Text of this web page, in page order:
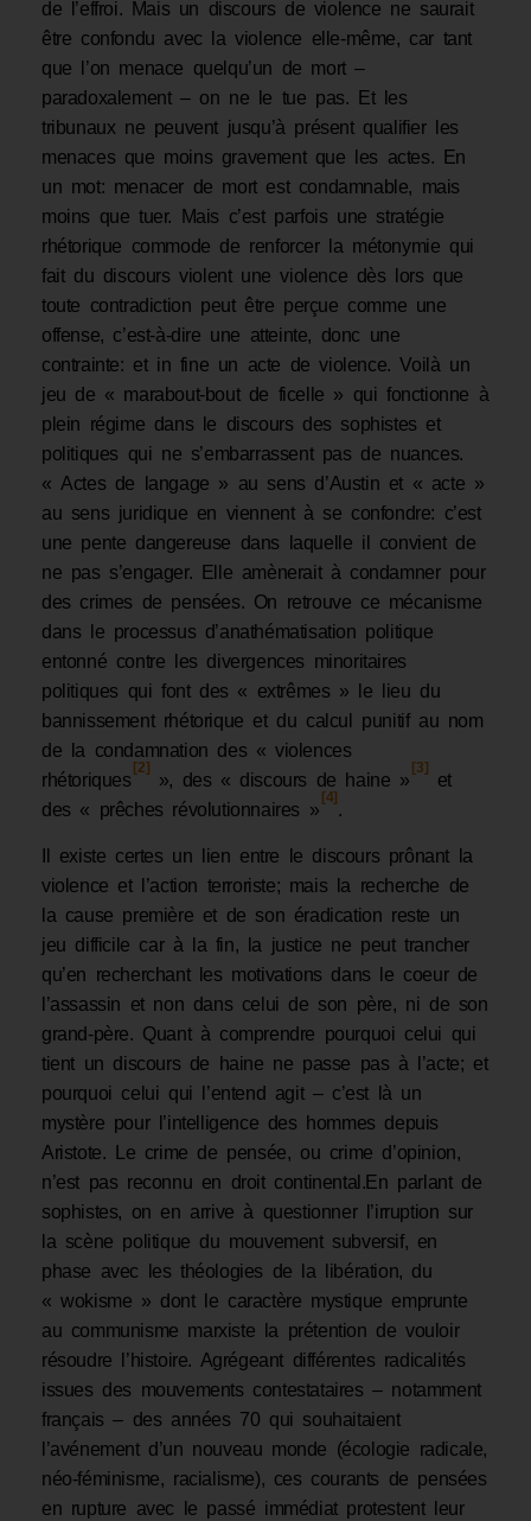
de l’effroi. Mais un discours de violence ne saurait
être confondu avec la violence elle-même, car tant
que l’on menace quelqu’un de mort –
paradoxalement – on ne le tue pas. Et les
tribunaux ne peuvent jusqu’à présent qualifier les
menaces que moins gravement que les actes. En
un mot: menacer de mort est condamnable, mais
moins que tuer. Mais c’est parfois une stratégie
rhétorique commode de renforcer la métonymie qui
fait du discours violent une violence dès lors que
toute contradiction peut être perçue comme une
offense, c’est-à-dire une atteinte, donc une
contrainte: et in fine un acte de violence. Voilà un
jeu de « marabout-bout de ficelle » qui fonctionne à
plein régime dans le discours des sophistes et
politiques qui ne s’embarrassent pas de nuances.
« Actes de langage » au sens d’Austin et « acte »
au sens juridique en viennent à se confondre: c’est
une pente dangereuse dans laquelle il convient de
ne pas s’engager. Elle amènerait à condamner pour
des crimes de pensées. On retrouve ce mécanisme
dans le processus d’anathématisation politique
entonné contre les divergences minoritaires
politiques qui font des « extrêmes » le lieu du
bannissement rhétorique et du calcul punitif au nom
de la condamnation des « violences
rhétoriques
[2]
», des « discours de haine »
[3]
et
des « prêches révolutionnaires »
[4]
.
Il existe certes un lien entre le discours prônant la
violence et l’action terroriste; mais la recherche de
la cause première et de son éradication reste un
jeu difficile car à la fin, la justice ne peut trancher
qu’en recherchant les motivations dans le coeur de
l’assassin et non dans celui de son père, ni de son
grand-père. Quant à comprendre pourquoi celui qui
tient un discours de haine ne passe pas à l’acte; et
pourquoi celui qui l’entend agit – c’est là un
mystère pour l’intelligence des hommes depuis
Aristote. Le crime de pensée, ou crime d’opinion,
n’est pas reconnu en droit continental.En parlant de
sophistes, on en arrive à questionner l’irruption sur
la scène politique du mouvement subversif, en
phase avec les théologies de la libération, du
« wokisme » dont le caractère mystique emprunte
au communisme marxiste la prétention de vouloir
résoudre l’histoire. Agrégeant différentes radicalités
issues des mouvements contestataires – notamment
français – des années 70 qui souhaitaient
l’avénement d’un nouveau monde (écologie radicale,
néo-féminisme, racialisme), ces courants de pensées
en rupture avec le passé immédiat protestent leur